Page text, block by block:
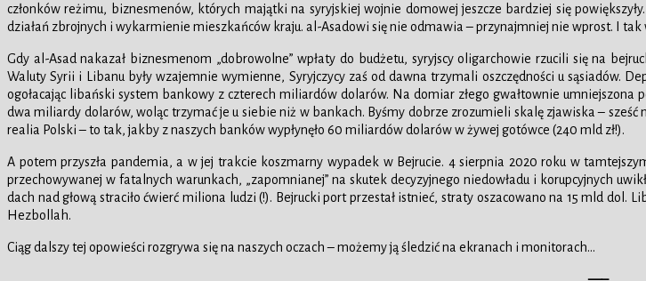
członków reżimu, biznesmenów, których majątki na syryjskiej wojnie domowej jeszcze bardziej się
działań zbrojnych i wykarmienie mieszkańców kraju. al-Asadowi się nie odmawia – przynajmniej nie wprost. I tak
Gdy al-Asad nakazał biznesmenom „dobrowolne” wpłaty do budżetu, syryjscy oligarchowie rzucili się na
Waluty Syrii i Libanu były wzajemnie wymienne, Syryjczycy zaś od dawna trzymali oszczędności u sąsiadów.
ogołacając libański system bankowy z czterech miliardów dolarów. Na domiar złego gwałtownie
dwa miliardy dolarów, woląc trzymać je u siebie niż w bankach. Byśmy dobrze zrozumieli skalę zjawiska – sześć
realia Polski – to tak, jakby z naszych banków wypłynęło 60 miliardów dolarów w żywej gotówce (240 mld zł!).
A potem przyszła pandemia, a w jej trakcie koszmarny wypadek w Bejrucie. 4 sierpnia 2020 roku w
przechowywanej w fatalnych warunkach, „zapomnianej” na skutek decyzyjnego niedowładu i korupcyjnych
dach nad głową straciło ćwierć miliona ludzi (!). Bejrucki port przestał istnieć, straty oszacowano na 15 mld
Hezbollah.
Ciąg dalszy tej opowieści rozgrywa się na naszych oczach – możemy ją śledzić na ekranach i monitorach…